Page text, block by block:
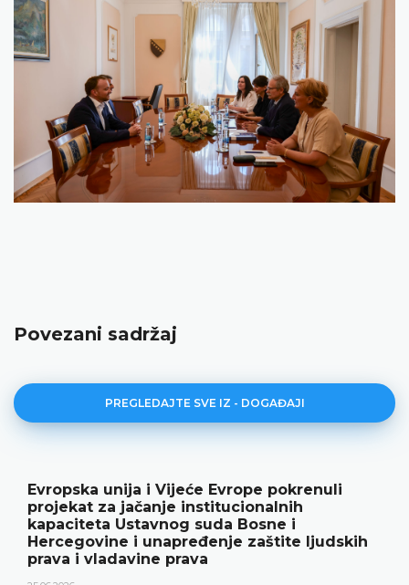
Povezani sadržaj
PREGLEDAJTE SVE IZ - DOGAĐAJI
Evropska unija i Vijeće Evrope pokrenuli
projekat za jačanje institucionalnih
kapaciteta Ustavnog suda Bosne i
Hercegovine i unapređenje zaštite ljudskih
prava i vladavine prava